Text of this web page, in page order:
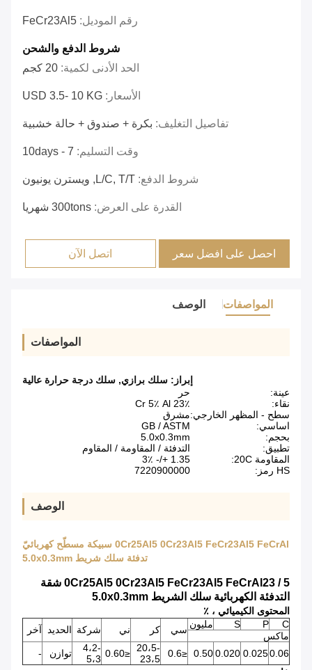
رقم الموديل: FeCr23Al5
شروط الدفع والشحن
الحد الأدنى لكمية: 20 كجم
الأسعار: USD 3.5- 10 KG
تفاصيل التغليف: بكرة + صندوق + حالة خشبية
وقت التسليم: 7 - 10days
شروط الدفع: L/C, T/T, ويسترن يونيون
القدرة على العرض: 300tons شهريا
احصل على افضل سعر اتصل الآن
المواصفات الوصف
المواصفات
إبراز: سلك برازي, سلك درجة حرارة عالية
عينة:
حر
نقاء:
23٪ Cr 5٪ Al
سطح - المظهر الخارجي:مشرق
اساسي:
GB / ASTM
بحجم:
5.0x0.3mm
تطبيق:
التدفئة / المقاومة / المقاوم
المقاومة 20C:
1.35 +/- 3٪
HS رمز:
7220900000
الوصف
0Cr25Al5 0Cr23Al5 FeCr23Al5 FeCrAl سبيكة مسطّح كهربائيّ
تدفئة سلك شريط 5.0x0.3mm
0Cr25Al5 0Cr23Al5 FeCr23Al5 FeCrAl23 / 5 شقة
التدفئة الكهربائية سلك الشريط 5.0x0.3mm
المحتوى الكيميائي ، ٪
C
P
S مليون سي كر ني شركة الحديد آخر
ماكس
0.06
0.025
0.020
0.50
≤0.6
20،5-
23،5
≤0.60
4،2-
5،3
توازن
-